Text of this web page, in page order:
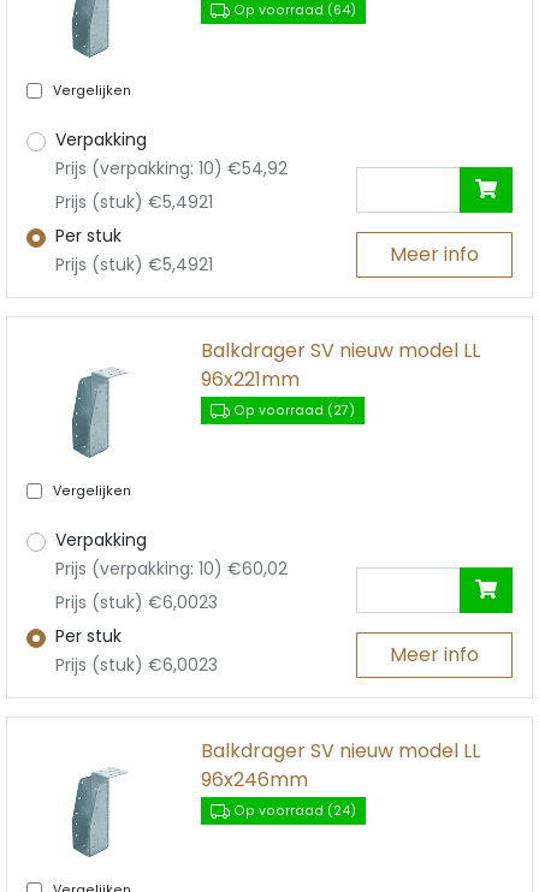
Vergelijken
Op voorraad (64)
Verpakking
Prijs (verpakking: 10) €54,92
Prijs (stuk) €5,4921
Per stuk
Prijs (stuk) €5,4921
Meer info
Vergelijken
Balkdrager SV nieuw model LL
96x221mm
Op voorraad (27)
Verpakking
Prijs (verpakking: 10) €60,02
Prijs (stuk) €6,0023
Per stuk
Prijs (stuk) €6,0023
Meer info
Balkdrager SV nieuw model LL
96x246mm
Op voorraad (24)